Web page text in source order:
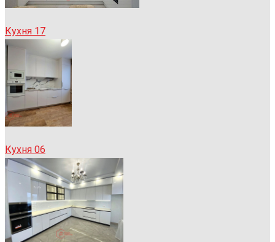
Кухня 17
Кухня 06